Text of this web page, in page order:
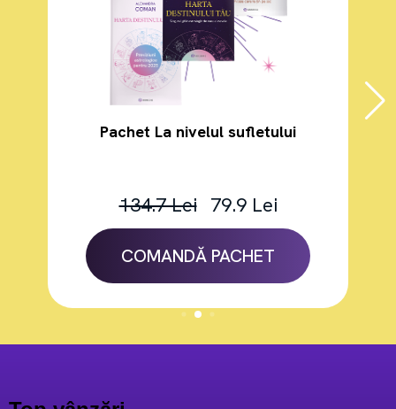
Pachet Materie spirituala
134.7 Lei 79.9 Lei
COMANDĂ PACHET